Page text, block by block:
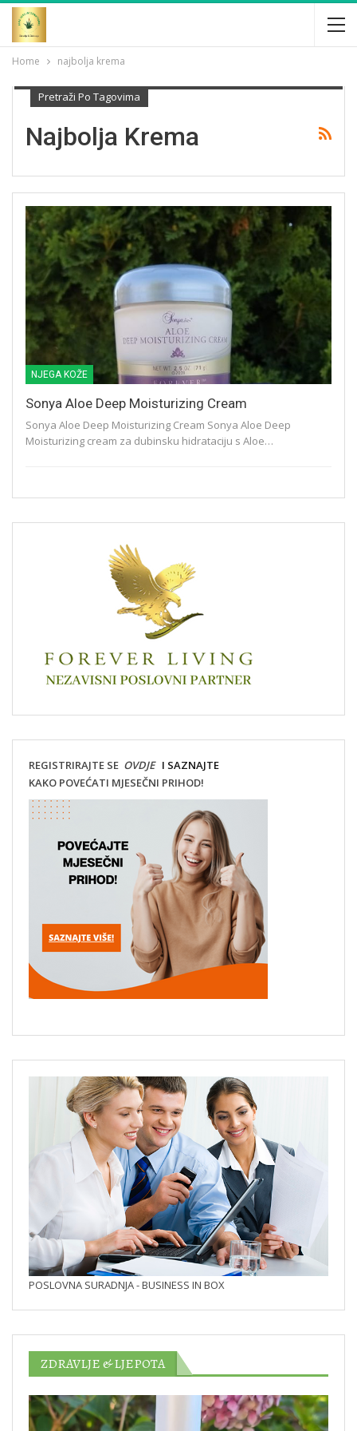
Home najbolja krema
Pretraži Po Tagovima
Najbolja Krema
NJEGA KOŽE
Sonya Aloe Deep Moisturizing Cream
Sonya Aloe Deep Moisturizing Cream Sonya Aloe Deep
Moisturizing cream za dubinsku hidrataciju s Aloe…
REGISTRIRAJTE SE OVDJEI SAZNAJTE
KAKO POVEĆATI MJESEČNI PRIHOD!
POSLOVNA SURADNJA - BUSINESS IN BOX
ZDRAVLJE & LJEPOTA